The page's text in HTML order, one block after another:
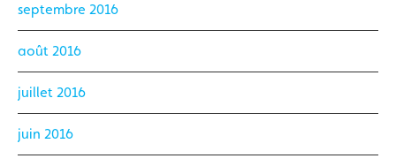
septembre 2016
août 2016
juillet 2016
juin 2016